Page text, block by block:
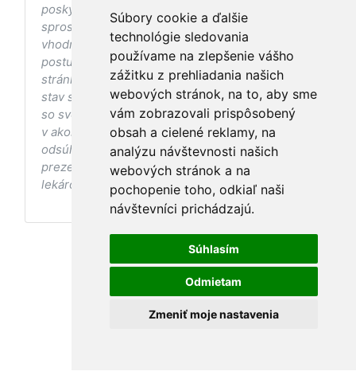
Súbory cookie a ďalšie
technológie sledovania
používame na zlepšenie vášho
zážitku z prehliadania našich
webových stránok, na to, aby sme
vám zobrazovali prispôsobený
obsah a cielené reklamy, na
analýzu návštevnosti našich
webových stránok a na
pochopenie toho, odkiaľ naši
návštevníci prichádzajú.
Súhlasím
Odmietam
Zmeniť moje nastavenia
poskytovaniu zdravotnej starostlivosti, ani k jej
sprostredkovaniu, ani k jej nahrádzaniu. O
vhodných postupoch v oblasti zdravia, vhodnosti
postupov a odporúčaní prezentovaných na
stránke s ohľadom na Váš zdravotný
stav sa pred ich aplikáciou vždy vopred poraďte
so svojím ošetrujúcim lekárom, a to najmä ak ste
v akomkoľvek štádiu tehotenstva. Bez
odsúhlasenia postupov a odporúčaní
prezentovaných na stránke Vaším ošetrujúcim
lekárom tieto postupy a odporúčania neaplikujte.